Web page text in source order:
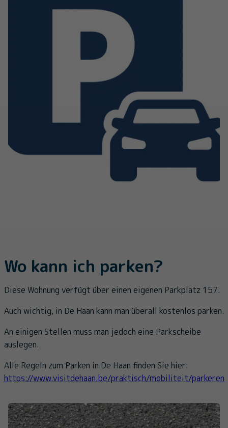
Wo kann ich parken?
Diese Wohnung verfügt über einen eigenen Parkplatz 157.
Auch wichtig, in De Haan kann man überall kostenlos parken.
An einigen Stellen muss man jedoch eine Parkscheibe
auslegen.
Alle Regeln zum Parken in De Haan finden Sie hier:
https://www.visitdehaan.be/praktisch/mobiliteit/parkeren